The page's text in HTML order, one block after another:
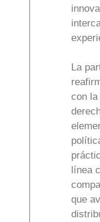
La
con la
línea
que